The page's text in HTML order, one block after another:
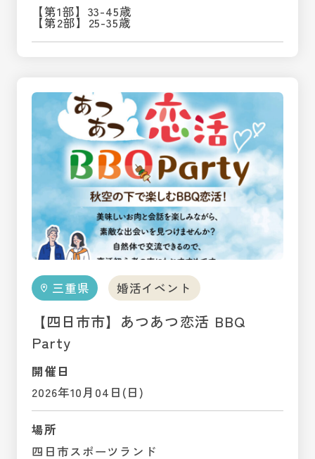
【第1部】33-45歳
【第2部】25-35歳
三重県 婚活イベント
【四日市市】あつあつ恋活 BBQ
Party
開催日
2026年10月04日(日)
場所
四日市スポーツランド